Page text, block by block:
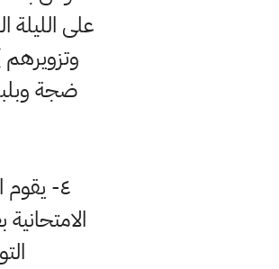
على
ضجة
٤- يقوم